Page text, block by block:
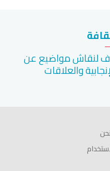
لنقاش مواضيع عن
والعلاقات